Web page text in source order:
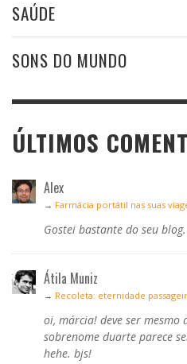
SAÚDE
SONS DO MUNDO
ÚLTIMOS
Alex
→ Farmácia portátil nas suas
Gostei bastante do seu
Átila Muniz
→ Recoleta: eternidade
oi, márcia! deve ser
sobrenome duarte parece
hehe. bjs!